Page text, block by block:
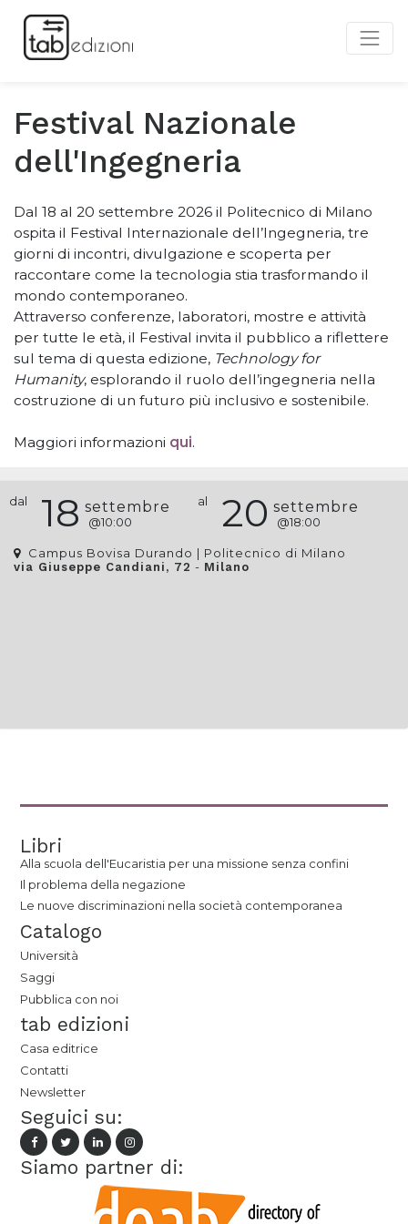
Festival Nazionale
dell'Ingegneria
Dal 18 al 20 settembre 2026 il Politecnico di Milano
ospita il Festival Internazionale dell’Ingegneria, tre
giorni di incontri, divulgazione e scoperta per
raccontare come la tecnologia stia trasformando il
mondo contemporaneo.
Attraverso conferenze, laboratori, mostre e attività
per tutte le età, il Festival invita il pubblico a riflettere
sul tema di questa edizione, Technology for
Humanity, esplorando il ruolo dell’ingegneria nella
costruzione di un futuro più inclusivo e sostenibile.
Maggiori informazioni qui.
dal 18 settembre
@10:00
al 20 settembre
@18:00
Campus Bovisa Durando | Politecnico di Milano
via Giuseppe Candiani, 72 - Milano
Libri
Alla scuola dell'Eucaristia per una missione senza confini
Il problema della negazione
Le nuove discriminazioni nella società contemporanea
Catalogo
Università
Saggi
Pubblica con noi
tab edizioni
Casa editrice
Contatti
Newsletter
Seguici su:
Siamo partner di: